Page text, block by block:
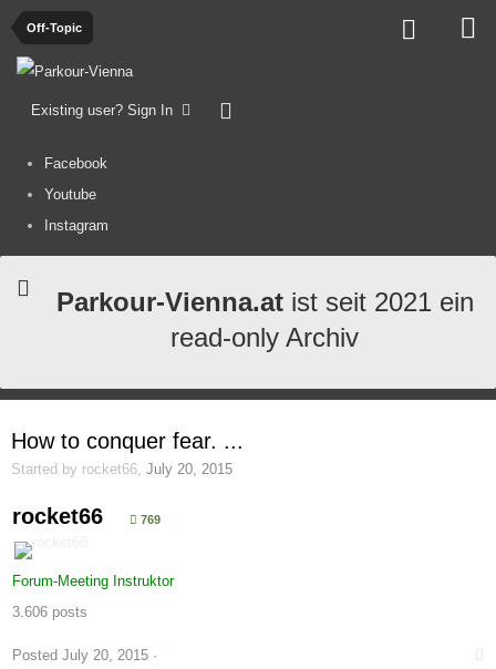
Off-Topic
Existing user? Sign In
Facebook
Youtube
Instagram
Parkour-Vienna.atist seit 2021 ein
read-only Archiv
How to conquer fear. ...
Started by rocket66 July 20, 2015
rocket66 769
Forum-Meeting Instruktor
3.606 posts
Posted July 20, 2015 ·